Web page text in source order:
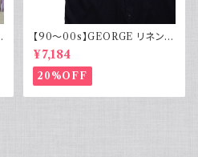
【90～00s】GEORGE リネンレ
ーヨンシャツ 黒 ボックスシルエ
ット XL
¥7,184
20%OFF